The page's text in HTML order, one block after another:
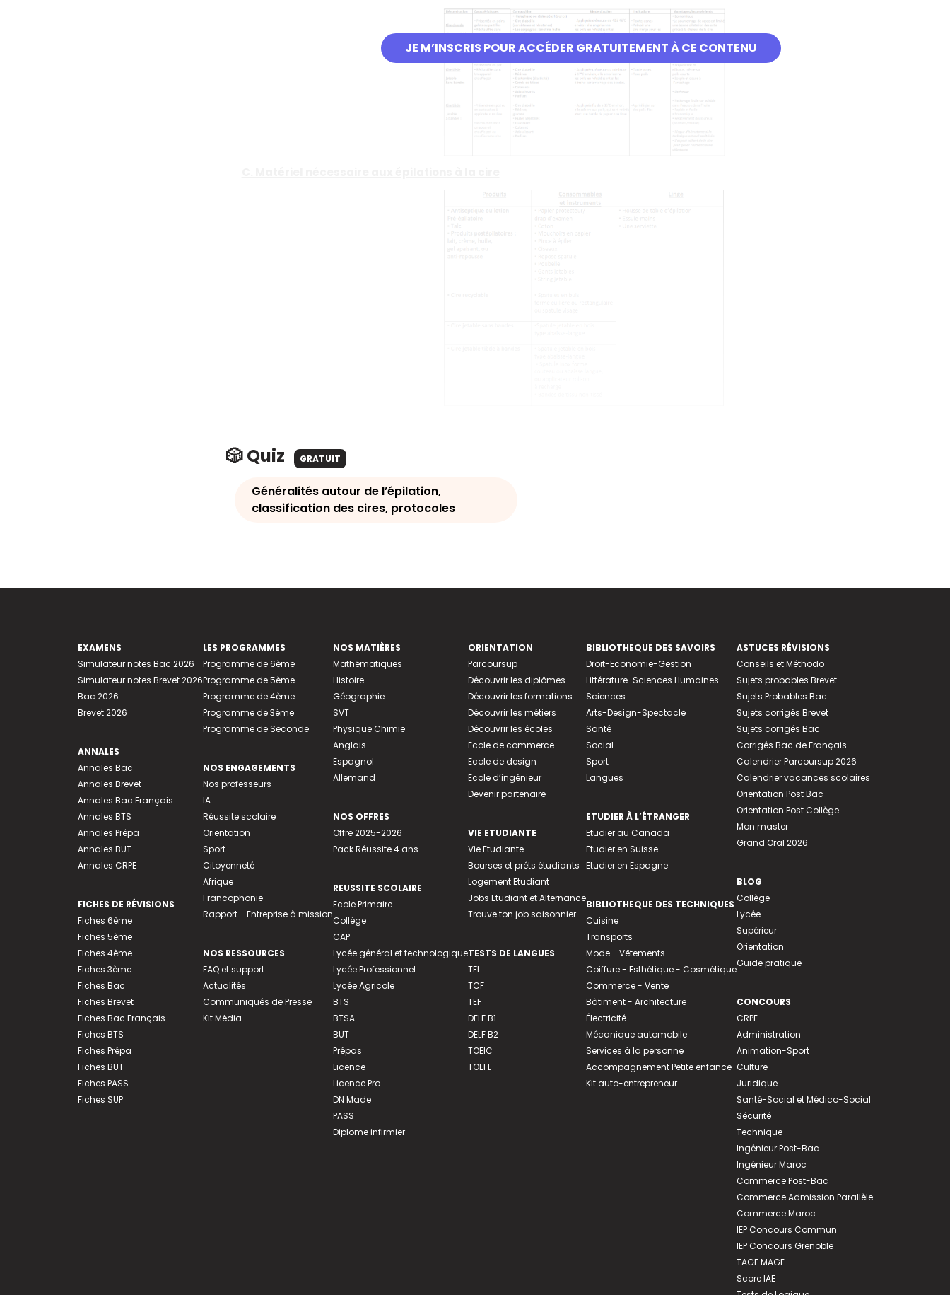
JE M’INSCRIS POUR ACCÉDER GRATUITEMENT À CE CONTENU
🎲 Quiz GRATUIT
Généralités autour de l’épilation,
classification des cires, protocoles
EXAMENS
Simulateur notes Bac 2026
Simulateur notes Brevet 2026
Bac 2026
Brevet 2026
ANNALES
Annales Bac
Annales Brevet
Annales Bac Français
Annales BTS
Annales Prépa
Annales BUT
Annales CRPE
FICHES DE RÉVISIONS
Fiches 6ème
Fiches 5ème
Fiches 4ème
Fiches 3ème
Fiches Bac
Fiches Brevet
Fiches Bac Français
Fiches BTS
Fiches Prépa
Fiches BUT
Fiches PASS
Fiches SUP
LES PROGRAMMES
Programme de 6ème
Programme de 5ème
Programme de 4ème
Programme de 3ème
Programme de Seconde
NOS ENGAGEMENTS
Nos professeurs
IA
Réussite scolaire
Orientation
Sport
Citoyenneté
Afrique
Francophonie
Rapport - Entreprise à mission
NOS RESSOURCES
FAQ et support
Actualités
Communiqués de Presse
Kit Média
NOS MATIÈRES
Mathématiques
Histoire
Géographie
SVT
Physique Chimie
Anglais
Espagnol
Allemand
NOS OFFRES
Offre 2025-2026
Pack Réussite 4 ans
REUSSITE SCOLAIRE
Ecole Primaire
Collège
CAP
Lycée général et technologique
Lycée Professionnel
Lycée Agricole
BTS
BTSA
BUT
Prépas
Licence
Licence Pro
DN Made
PASS
Diplome infirmier
ORIENTATION
Parcoursup
Découvrir les diplômes
Découvrir les formations
Découvrir les métiers
Découvrir les écoles
Ecole de commerce
Ecole de design
Ecole d’ingénieur
Devenir partenaire
VIE ETUDIANTE
Vie Etudiante
Bourses et prêts étudiants
Logement Etudiant
Jobs Etudiant et Alternance
Trouve ton job saisonnier
TESTS DE LANGUES
TFI
TCF
TEF
DELF B1
DELF B2
TOEIC
TOEFL
BIBLIOTHEQUE DES SAVOIRS
Droit-Economie-Gestion
Littérature-Sciences Humaines
Sciences
Arts-Design-Spectacle
Santé
Social
Sport
Langues
ETUDIER À L’ÉTRANGER
Etudier au Canada
Etudier en Suisse
Etudier en Espagne
BIBLIOTHEQUE DES TECHNIQUES
Cuisine
Transports
Mode - Vêtements
Coiffure - Esthétique - Cosmétique
Commerce - Vente
Bâtiment - Architecture
Électricité
Mécanique automobile
Services à la personne
Accompagnement Petite enfance
Kit auto-entrepreneur
ASTUCES RÉVISIONS
Conseils et Méthodo
Sujets probables Brevet
Sujets Probables Bac
Sujets corrigés Brevet
Sujets corrigés Bac
Corrigés Bac de Français
Calendrier Parcoursup 2026
Calendrier vacances scolaires
Orientation Post Bac
Orientation Post Collège
Mon master
Grand Oral 2026
BLOG
Collège
Lycée
Supérieur
Orientation
Guide pratique
CONCOURS
CRPE
Administration
Animation-Sport
Culture
Juridique
Santé-Social et Médico-Social
Sécurité
Technique
Ingénieur Post-Bac
Ingénieur Maroc
Commerce Post-Bac
Commerce Admission Parallèle
Commerce Maroc
IEP Concours Commun
IEP Concours Grenoble
TAGE MAGE
Score IAE